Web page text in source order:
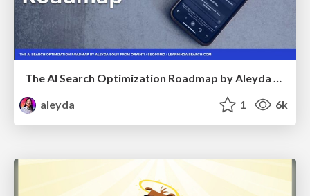
The AI Search Optimization Roadmap by Aleyda Solis
aleyda
1 6k